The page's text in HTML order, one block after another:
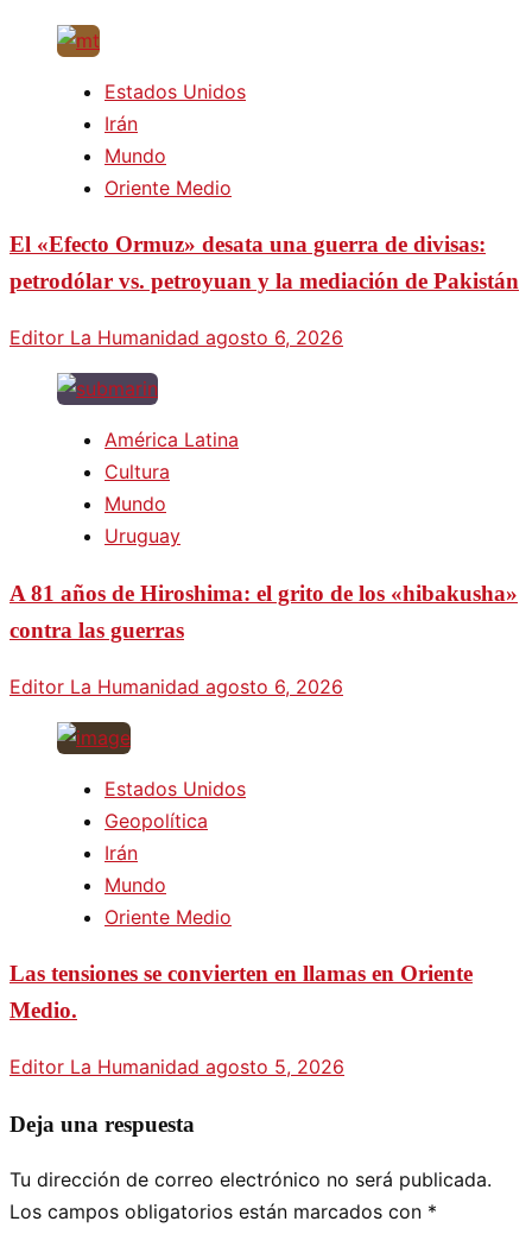
Estados Unidos
Irán
Mundo
Oriente Medio
El «Efecto Ormuz» desata una guerra de divisas:
petrodólar vs. petroyuan y la mediación de Pakistán
Editor La Humanidad agosto 6, 2026
América Latina
Cultura
Mundo
Uruguay
A 81 años de Hiroshima: el grito de los «hibakusha»
contra las guerras
Editor La Humanidad agosto 6, 2026
Estados Unidos
Geopolítica
Irán
Mundo
Oriente Medio
Las tensiones se convierten en llamas en Oriente
Medio.
Editor La Humanidad agosto 5, 2026
Deja una respuesta
Tu dirección de correo electrónico no será publicada.
Los campos obligatorios están marcados con *